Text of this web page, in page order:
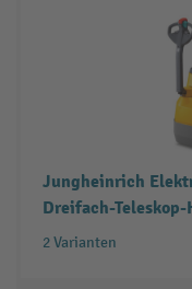
Jungheinrich
Dreifach-
Tragfähigkeit 1.000
2 Varianten